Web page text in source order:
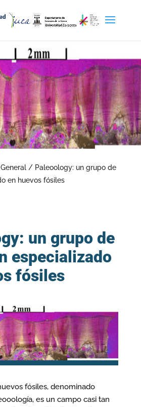
en
fósiles
/ Paleoology: un grupo de
en huevos fósiles
un grupo de
especializado
fósiles
fósiles, denominado
es un campo casi tan